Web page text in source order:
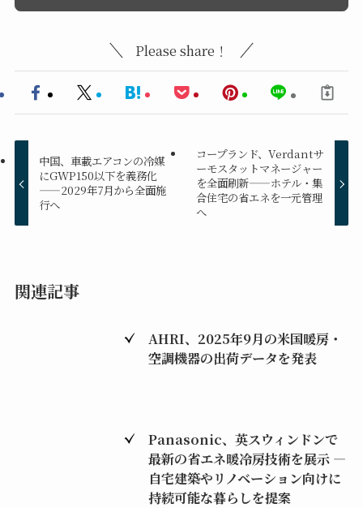
Please share！
中国、車載エアコンの冷媒
にGWP150以下を義務化
——2029年7月から全面施
行へ
コープランド、Verdantサ
ーモスタットマネージャー
を全面刷新——ホテル・集
合住宅の省エネを一元管理
へ
関連記事
AHRI、2025年9月の米国暖房・
空調機器の出荷データを発表
Panasonic、英スウィンドンで
最新の省エネ暖冷房技術を展示 ―
自宅建築やリノベーション向けに
持続可能な暮らしを提案